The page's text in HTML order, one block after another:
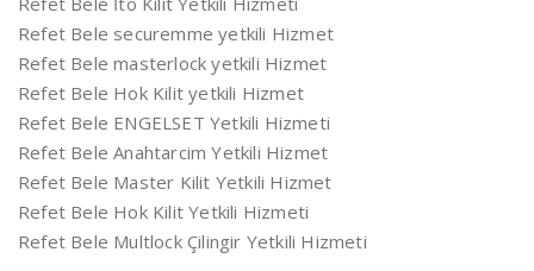
Refet Bele securemme yetkili Hizmet
Refet Bele masterlock yetkili Hizmet
Refet Bele Hok Kilit yetkili Hizmet
Refet Bele ENGELSET Yetkili Hizmeti
Refet Bele Anahtarcim Yetkili Hizmet
Refet Bele Master Kilit Yetkili Hizmet
Refet Bele Hok Kilit Yetkili Hizmeti
Refet Bele Multlock Çilingir Yetkili Hizmeti